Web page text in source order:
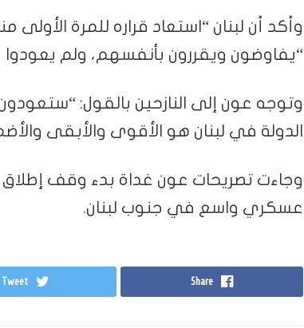
وأكد أن لبنان “استعاد قراره للمرة الأولى
“يفاوضون ويقررون بأنفسهم، ولم
وتوجه عون إلى النازحين بالقول:
الدولة في لبنان هو الأقوى والأبقى
وجاءت تصريحات عون غداة بدء وقف إطلاق
عسكري واسع في جنوب لبنان.
Share
Tweet